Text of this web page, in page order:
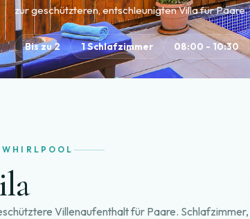
zur geschützteren, entschleunigten Villa für Paare.
Bis zu 2 1 Schlafzimmer 08:00 - 10:30
Villenaufenthalt für Paare. Schlafzimmer,